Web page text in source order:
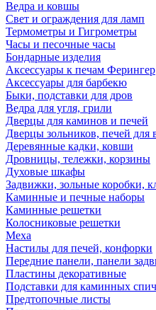
Ведра и ковшы
Свет и ограждения для ламп
Термометры и Гигрометры
Часы и песочные часы
Бондарные изделия
Аксессуары к печам Ферингер
Аксессуары для барбекю
Быки, подставки для дров
Ведра для угля, грили
Дверцы для каминов и печей
Дверцы зольников, печей для
Деревянные кадки, ковши
Дровницы, тележки, корзины
Духовые шкафы
Задвижки, зольные коробки,
Каминные и печные наборы
Каминные решетки
Колосниковые решетки
Меха
Настилы для печей, конфорки
Передние панели, панели
Пластины декоративные
Подставки для каминных
Предтопочные листы